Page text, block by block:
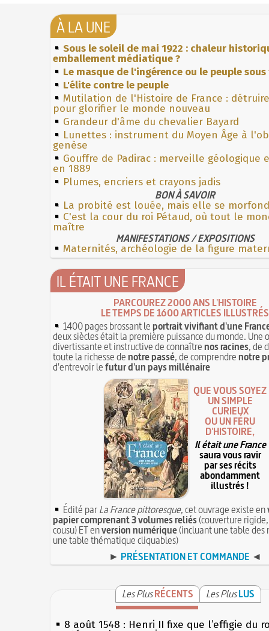
À LA UNE
Sous le soleil de mai 1922 : chaleur
emballement médiatique ?
Le masque de l'ingérence ou le peuple
L'élite contre le peuple
Mutilation de l'Histoire de France :
pour glorifier le monde nouveau
Grandeur d'âme du chevalier Bayard
Lunettes : instrument du Moyen Âge à
genèse
Gouffre de Padirac : merveille géologique
en 1889
Plumes, encriers et crayons jadis
BON À SAVOIR
La probité est louée, mais elle se morfond
C'est la cour du roi Pétaud, où tout le
maître
MANIFESTATIONS / EXPOSITIONS
Maternités, archéologie de la figure
IL ÉTAIT UNE FRANCE
PARCOUREZ 2000 ANS L'HISTOIRE
LE TEMPS DE 1600 ARTICLES ILLUSTRÉS
1400 pages brossant leportrait vivifiant d'une
deux siècles était la première puissance du monde. Une
divertissante et instructive de connaîtrenos racines, de
toute la richesse denotre passé, de comprendrenotre
d'entrevoir lefutur d'un pays millénaire
QUE VOUS SOYEZ
UN SIMPLE
CURIEUX
OU UN FÉRU
D'HISTOIRE,
Il était une France
saura vous ravir
par ses récits
abondamment
illustrés !
Édité parLa France pittoresque, cet ouvrage existe en
papier comprenant 3 volumes reliés(couverture
cousu) ET enversion numérique(incluant une table des
une table thématique cliquables)
► PRÉSENTATION ET COMMANDE ◄
Les PlusRÉCENTS Les PlusLUS
8 août 1548 : Henri II fixe que l’effigie du